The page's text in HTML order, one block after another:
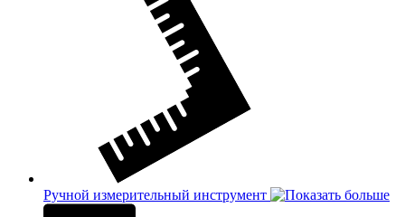
Ручной измерительный инструмент